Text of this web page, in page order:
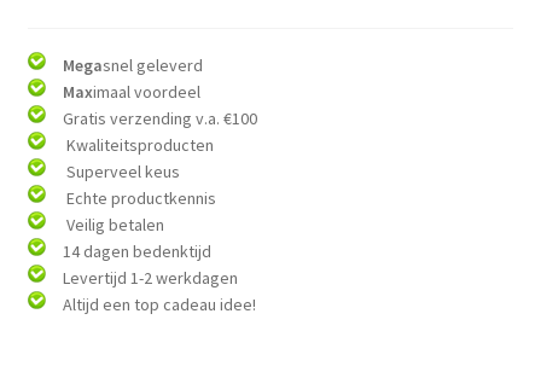
Megasnel geleverd
Maximaal voordeel
Gratis verzending v.a. €100
Kwaliteitsproducten
Superveel keus
Echte productkennis
Veilig betalen
14 dagen bedenktijd
Levertijd 1-2 werkdagen
Altijd een top cadeau idee!